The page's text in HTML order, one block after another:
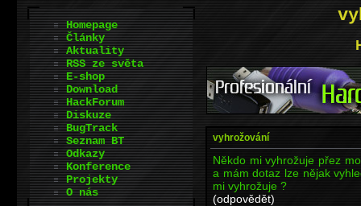
vyhrožování
Někdo mi vyhrožuje přez
a mám dotaz lze nějak
mi vyhrožuje ?
(odpovědět)
Homepage
Články
Aktuality
RSS ze světa
E-shop
Download
HackForum
Diskuze
BugTrack
Seznam BT
Odkazy
Konference
Projekty
O nás